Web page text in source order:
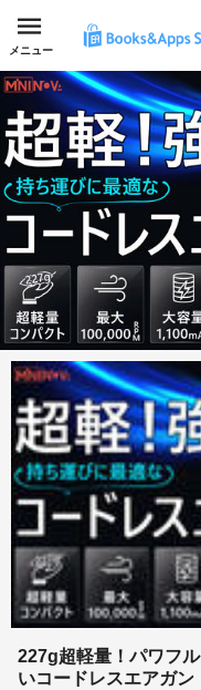
メニュー
227g超軽量！パワフ
いコードレスエアガン